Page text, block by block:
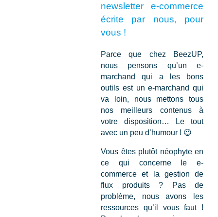
newsletter e-commerce
écrite par nous, pour
vous !
Parce que chez BeezUP,
nous pensons qu’un e-
marchand qui a les bons
outils est un e-marchand qui
va loin, nous mettons tous
nos meilleurs contenus à
votre disposition… Le tout
avec un peu d’humour ! 😉
Vous êtes plutôt néophyte en
ce qui concerne le e-
commerce et la gestion de
flux produits ? Pas de
problème, nous avons les
ressources qu’il vous faut !